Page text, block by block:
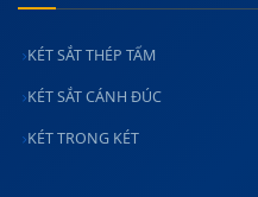
KÉT SẮT THÉP TẤM
KÉT SẮT CÁNH ĐÚC
KÉT TRONG KÉT